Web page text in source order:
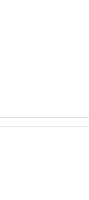
ตู้นิรภัยใ